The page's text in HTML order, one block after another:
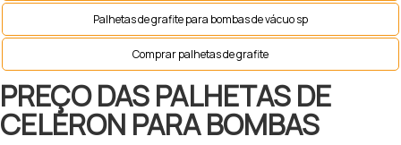
Palhetas de grafite para bombas de vácuo sp
Comprar palhetas de grafite
PREÇO DAS PALHETAS DE
CELERON PARA BOMBAS